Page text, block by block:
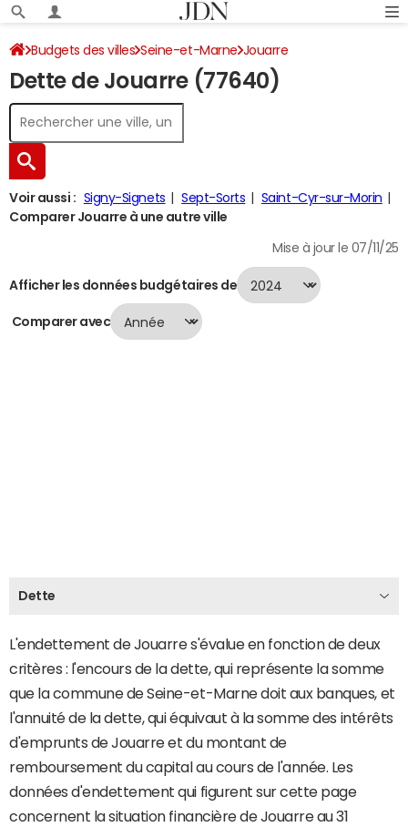
Budgets des villes Seine-et-Marne Jouarre
Dette au 31/12/2024
Dette de Jouarre (77640)
Voir aussi : Signy-Signets Sept-Sorts
Saint-Cyr-sur-Morin
Comparer Jouarre à une autre ville
Mise à jour le 07/11/25
Afficher les données budgétaires de
Comparer avec
Dette
L'endettement de Jouarre s'évalue en fonction de deux
critères : l'encours de la dette, qui représente la somme
que la commune de Seine-et-Marne doit aux banques, et
l'annuité de la dette, qui équivaut à la somme des intérêts
d'emprunts de Jouarre et du montant de
remboursement du capital au cours de l'année. Les
données d'endettement qui figurent sur cette page
concernent la situation financière de Jouarre au 31